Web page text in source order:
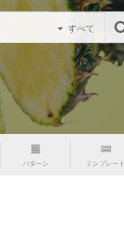
すべて
パターン テンプレート